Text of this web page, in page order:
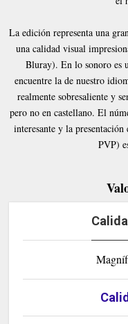
La edición representa una
una calidad visual
Bluray). En lo sonoro es
encuentre la de nuestro
realmente sobresaliente y
pero no en castellano. El
interesante y la
PVP)